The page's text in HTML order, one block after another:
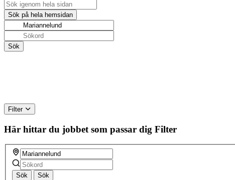
Filter
Här hittar du jobbet som passar dig Filter
Sök Sök